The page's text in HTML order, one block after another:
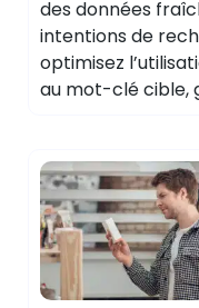
des données
intentions de
optimisez
au mot-clé cible,